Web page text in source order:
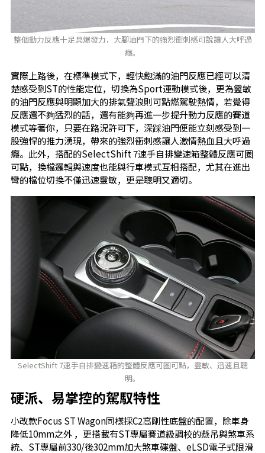
整個動力反應十足具爆發力，大腳油門下的強烈衝刺感可說讓人大呼過
癮。
實際上路後，在標準模式下，輕快飽滿的油門反應已經可以清
楚感受到ST的性能定位，切換為Sport運動模式後，更為靈敏
的油門反應與明顯加大的排氣聲浪則可點燃駕駛熱情，若覺得
反應還不夠猛烈的話，還有能夠再進一步提升動力反應的賽道
模式等著你，只要在路況許可下，深踩油門便能立刻感受到一
股強悍的推力湧現，帶來的強烈衝刺感讓人激情熱血且大呼過
癮。此外，搭配的SelectShift 7速手自排變速箱整體反應可圈
可點，換檔邏輯與速度也能與行車模式互相搭配，尤其在進出
彎的檔位切換不僅迅速靈敏，更是聰明又適切。
SelectShift 7速手自排變速箱的整體反應可圈可點，靈敏、迅速且聰
明。
硬派、易掌控的駕馭特性
小改款Focus ST Wagon同樣採C2高剛性底盤的配置，除車身
降低10mm之外 ，更搭載有ST專屬賽道級調校的懸吊與煞車系
統、ST專屬前330/後302mm加大煞車碟盤、eLSD電子式限滑